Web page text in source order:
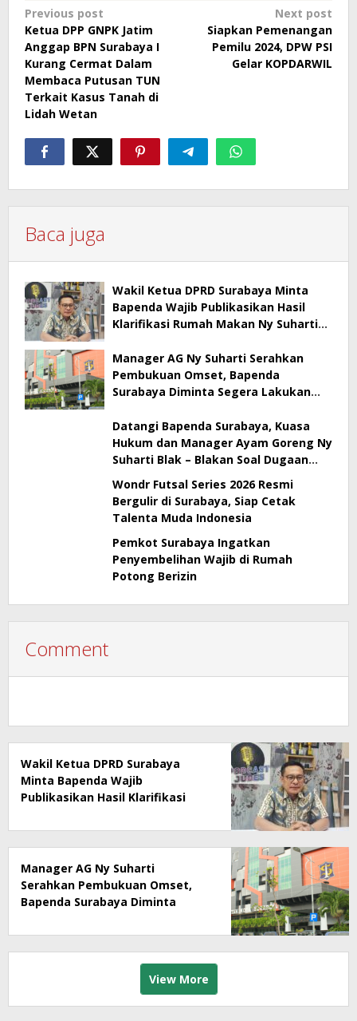
Post
navigation
Previous post
Ketua DPP GNPK Jatim
Anggap BPN Surabaya I
Kurang Cermat Dalam
Membaca Putusan TUN
Terkait Kasus Tanah di
Lidah Wetan
Next post
Siapkan Pemenangan
Pemilu 2024, DPW PSI
Gelar KOPDARWIL
Baca juga
Wakil Ketua DPRD Surabaya Minta
Bapenda Wajib Publikasikan Hasil
Klarifikasi Rumah Makan Ny Suharti
Manager AG Ny Suharti Serahkan
Pembukuan Omset, Bapenda
Surabaya Diminta Segera Lakukan
Datangi Bapenda Surabaya, Kuasa
Hukum dan Manager Ayam Goreng Ny
Suharti Blak – Blakan Soal Dugaan
Wondr Futsal Series 2026 Resmi
Bergulir di Surabaya, Siap Cetak
Talenta Muda Indonesia
Pemkot Surabaya Ingatkan
Penyembelihan Wajib di Rumah
Potong Berizin
Comment
Wakil Ketua DPRD Surabaya
Minta Bapenda Wajib
Publikasikan Hasil Klarifikasi
Pajak
Manager AG Ny Suharti
Serahkan Pembukuan Omset,
Bapenda Surabaya Diminta
View More